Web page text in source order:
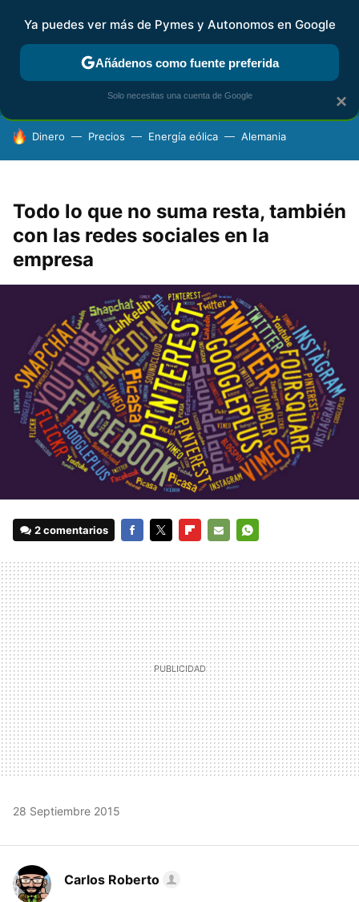
FISCALIDAD Y CONTABILIDAD KIT DIGITAL RENTA
HOY SE HABLA DE
Dinero Precios Energía eólica Alemania
Todo lo que no suma resta, también
con las redes sociales en la
empresa
2 comentarios
MAIL
28 Septiembre 2015
Carlos Roberto
×
Ya puedes ver más de Pymes y Autonomos en Google
Añádenos como fuente preferida
Solo necesitas una cuenta de Google